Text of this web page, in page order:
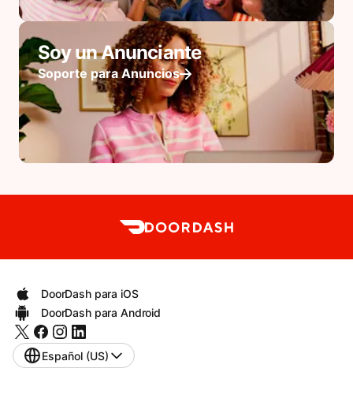
Soy un Anunciante
Soporte para Anuncios
DoorDash para iOS
DoorDash para Android
Español (US)